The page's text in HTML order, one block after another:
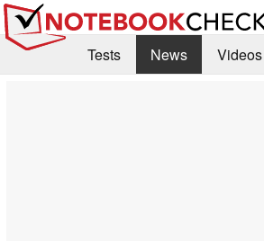
Tests News
Videos